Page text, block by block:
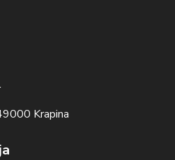
Krapina